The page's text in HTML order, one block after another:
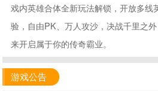
戏内英雄合体全新玩法解锁，开放多线
验，自由PK、万人攻沙，决战千里之
来开启属于你的传奇霸业。
游戏公告